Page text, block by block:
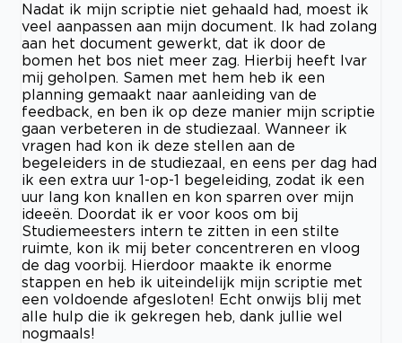
Nadat ik mijn scriptie niet gehaald had, moest ik
veel aanpassen aan mijn document. Ik had zolang
aan het document gewerkt, dat ik door de
bomen het bos niet meer zag. Hierbij heeft Ivar
mij geholpen. Samen met hem heb ik een
planning gemaakt naar aanleiding van de
feedback, en ben ik op deze manier mijn scriptie
gaan verbeteren in de studiezaal. Wanneer ik
vragen had kon ik deze stellen aan de
begeleiders in de studiezaal, en eens per dag had
ik een extra uur 1-op-1 begeleiding, zodat ik een
uur lang kon knallen en kon sparren over mijn
ideeën. Doordat ik er voor koos om bij
Studiemeesters intern te zitten in een stilte
ruimte, kon ik mij beter concentreren en vloog
de dag voorbij. Hierdoor maakte ik enorme
stappen en heb ik uiteindelijk mijn scriptie met
een voldoende afgesloten! Echt onwijs blij met
alle hulp die ik gekregen heb, dank jullie wel
nogmaals!